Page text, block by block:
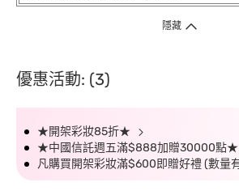
隱藏
優惠活動: (3)
★開架彩妝85折★
★中國信託週五滿$888加贈30000點★
凡購買開架彩妝滿$600即贈好禮 (數量